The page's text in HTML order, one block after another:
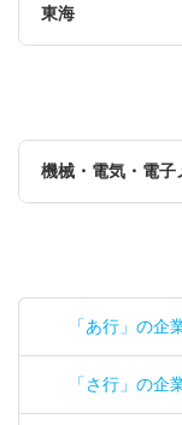
東海
機械・電気・電子
「あ行」の企
「さ行」の企